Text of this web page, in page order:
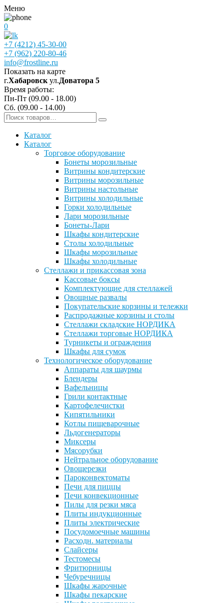
Меню
0
+7 (4212) 45-30-00
+7 (962) 220-80-46
info@frostline.ru
Показать на карте
г.Хабаровск ул.Доватора 5
Время работы:
Пн-Пт (09.00 - 18.00)
Сб. (09.00 - 14.00)
Каталог
Каталог
Торговое оборудование
Бонеты морозильные
Витрины кондитерские
Витрины морозильные
Витрины настольные
Витрины холодильные
Горки холодильные
Лари морозильные
Бонеты-Лари
Шкафы кондитерские
Столы холодильные
Шкафы морозильные
Шкафы холодильные
Стеллажи и прикассовая зона
Кассовые боксы
Комплектующие для стеллажей
Овощные развалы
Покупательские корзины и тележки
Распродажные корзины и столы
Стеллажи складские НОРДИКА
Стеллажи торговые НОРДИКА
Турникеты и ограждения
Шкафы для сумок
Технологическое оборудование
Аппараты для шаурмы
Блендеры
Вафельницы
Грили контактные
Картофелечистки
Кипятильники
Котлы пищеварочные
Льдогенераторы
Миксеры
Мясорубки
Нейтральное оборудование
Овощерезки
Пароконвектоматы
Печи для пиццы
Печи конвекционные
Пилы для резки мяса
Плиты индукционные
Плиты электрические
Посудомоечные машины
Расходн. материалы
Слайсеры
Тестомесы
Фритюрницы
Чебуречницы
Шкафы жарочные
Шкафы пекарские